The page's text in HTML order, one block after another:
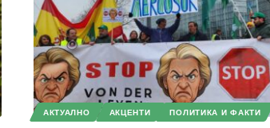
АКТУАЛНО АКЦЕНТИ ПОЛИТИКА И ФАКТИ